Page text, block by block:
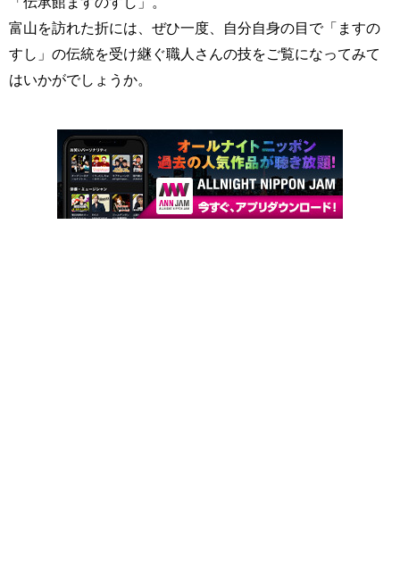
富山を訪れた折には、ぜひ一度、自分自身の目で「ますの
すし」の伝統を受け継ぐ職人さんの技をご覧になってみて
はいかがでしょうか。